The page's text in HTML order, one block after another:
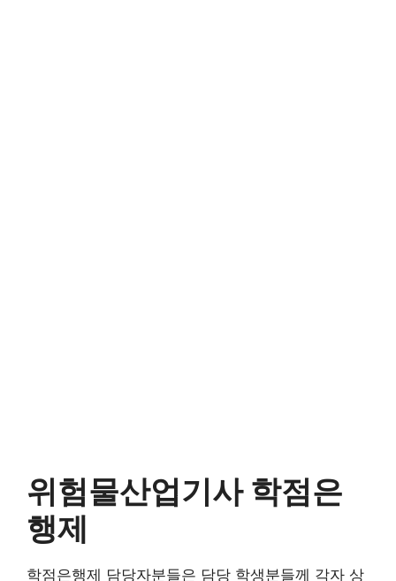
위험물산업기사 학점은
행제
학점은행제 담당자분들은 담당 학생분들께 각자 상